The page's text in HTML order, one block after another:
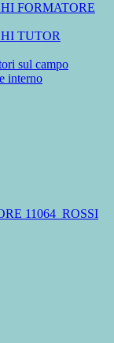
FORMATORE
TUTOR
sul campo
interno
11064_ROSSI